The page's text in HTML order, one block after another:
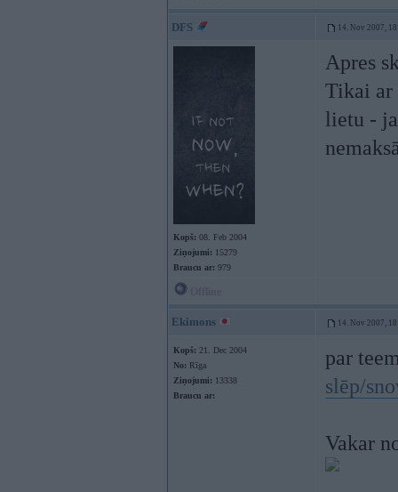
DFS 14. Nov 2007,
Kopš: 08. Feb 2004
Ziņojumi: 15279
Braucu ar: 979
Apres
Tikai ar
lietu -
Ekimons 14. Nov 2007,
Kopš: 21. Dec 2004
No: Rīga
Ziņojumi: 13338
Braucu ar:
par
slēp/
Vakar